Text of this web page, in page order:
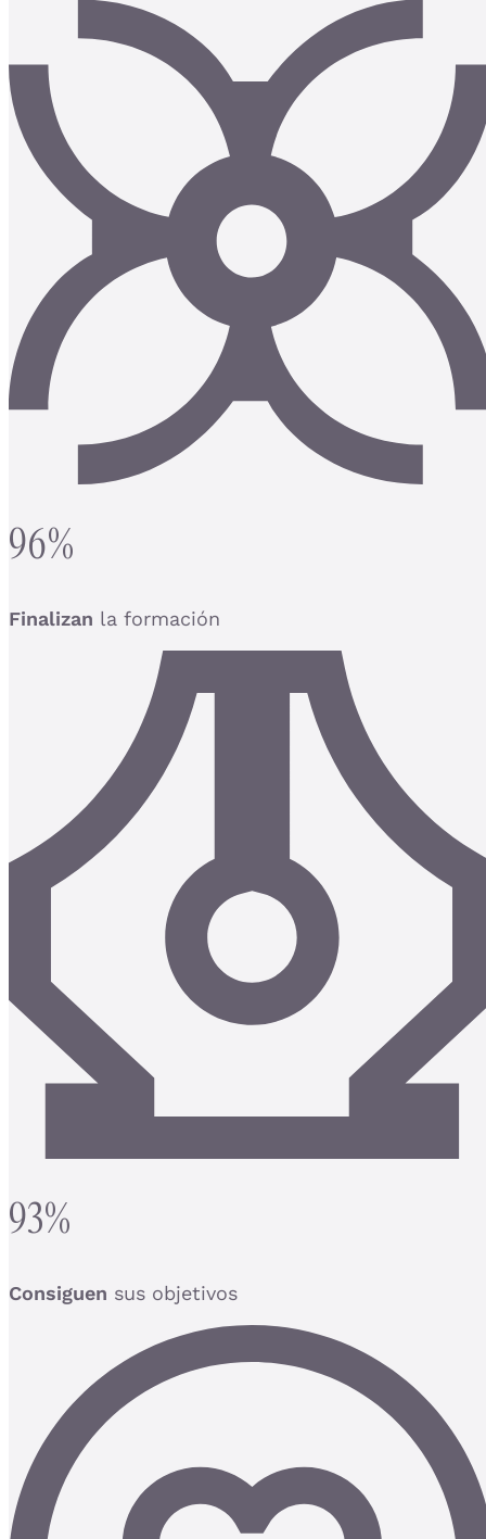
96%
Finalizan la formación
93%
Consiguen sus objetivos